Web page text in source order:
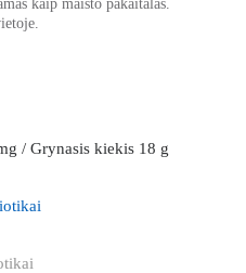
kaip maisto pakaitalas.
/ Grynasis kiekis 18 g